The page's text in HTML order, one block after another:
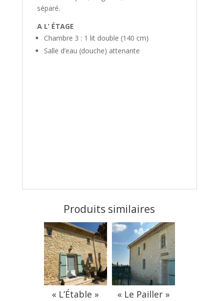
séparé.
A L’ ÉTAGE
Chambre 3 : 1 lit double (140 cm)
Salle d’eau (douche) attenante
Produits similaires
« L’Étable » « Le Pailler »